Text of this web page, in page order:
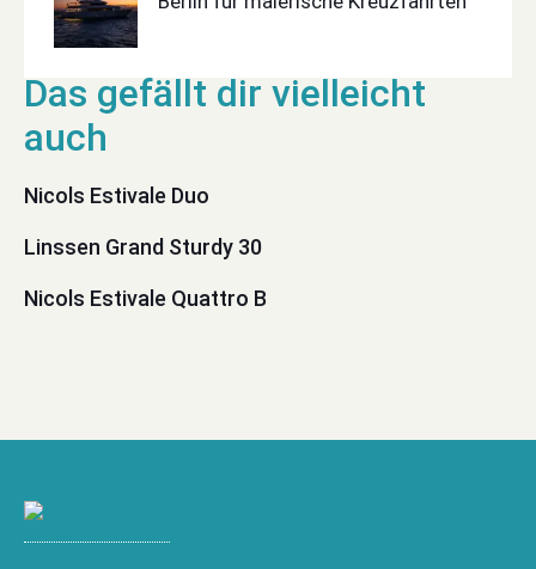
Nicols Estivale Duo
Linssen Grand Sturdy 30
Nicols Estivale Quattro B